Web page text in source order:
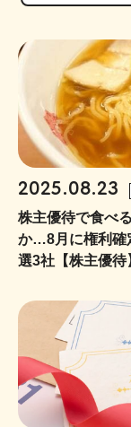
2025.08.23
株主優待で食べ
か…8月に権利確
選3社【株主優待